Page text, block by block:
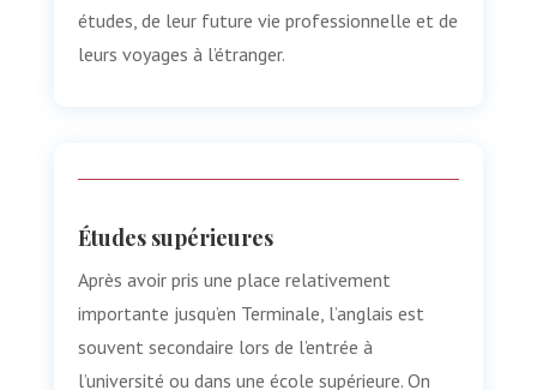
études, de leur future vie professionnelle et de
leurs voyages à l’étranger.
Études supérieures
Après avoir pris une place relativement
importante jusqu’en Terminale, l’anglais est
souvent secondaire lors de l’entrée à
l’université ou dans une école supérieure. On